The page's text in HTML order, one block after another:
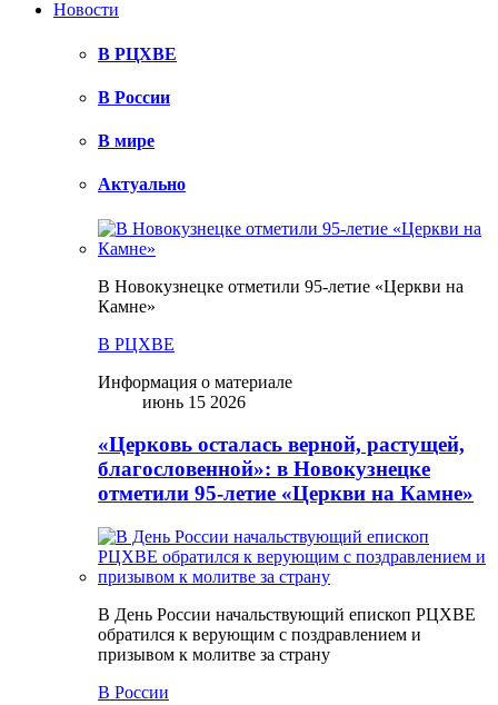
Новости
В РЦХВЕ
В России
В мире
Актуально
В Новокузнецке отметили 95-летие «Церкви на
Камне»
В РЦХВЕ
Информация о материале
июнь 15 2026
«Церковь осталась верной, растущей,
благословенной»: в Новокузнецке
отметили 95-летие «Церкви на Камне»
В День России начальствующий епископ РЦХВЕ
обратился к верующим с поздравлением и
призывом к молитве за страну
В России